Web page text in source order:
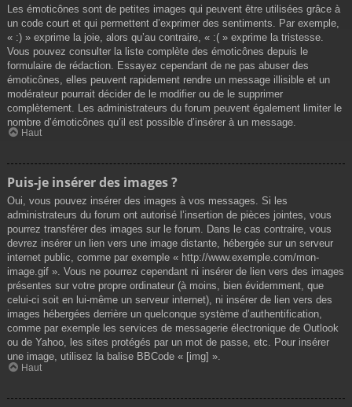
Les émoticônes sont de petites images qui peuvent être utilisées grâce à
un code court et qui permettent d’exprimer des sentiments. Par exemple,
« :) » exprime la joie, alors qu’au contraire, « :( » exprime la tristesse.
Vous pouvez consulter la liste complète des émoticônes depuis le
formulaire de rédaction. Essayez cependant de ne pas abuser des
émoticônes, elles peuvent rapidement rendre un message illisible et un
modérateur pourrait décider de le modifier ou de le supprimer
complètement. Les administrateurs du forum peuvent également limiter le
nombre d’émoticônes qu’il est possible d’insérer à un message.
Haut
Puis-je insérer des images ?
Oui, vous pouvez insérer des images à vos messages. Si les
administrateurs du forum ont autorisé l’insertion de pièces jointes, vous
pourrez transférer des images sur le forum. Dans le cas contraire, vous
devrez insérer un lien vers une image distante, hébergée sur un serveur
internet public, comme par exemple « http://www.exemple.com/mon-
image.gif ». Vous ne pourrez cependant ni insérer de lien vers des images
présentes sur votre propre ordinateur (à moins, bien évidemment, que
celui-ci soit en lui-même un serveur internet), ni insérer de lien vers des
images hébergées derrière un quelconque système d’authentification,
comme par exemple les services de messagerie électronique de Outlook
ou de Yahoo, les sites protégés par un mot de passe, etc. Pour insérer
une image, utilisez la balise BBCode « [img] ».
Haut